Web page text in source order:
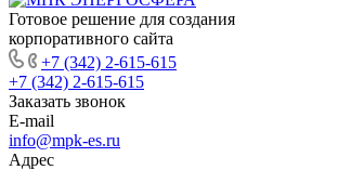
Готовое решение для создания
корпоративного сайта
+7 (342) 2-615-615
+7 (342) 2-615-615
Заказать звонок
E-mail
info@mpk-es.ru
Адрес